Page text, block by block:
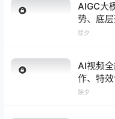
AIGC大
势、底
景落地实
除夕
AI视频
作、特
除夕